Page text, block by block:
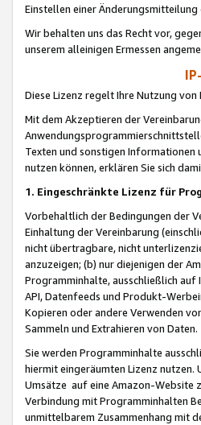
Einstellen einer
Wir behalten uns das Recht vor,
unserem alleinigen Ermessen
Diese Lizenz regelt Ihre Nutzung
Mit dem Akzeptieren der
Texten und sonstigen Informationen
nutzen können, erklären Sie sich
1. Eingeschränkte Lizenz für
Vorbehaltlich der Bedingungen der
Einhaltung der Vereinbarung
nicht übertragbare, nicht
anzuzeigen; (b) nur diejenigen der
Programminhalte, ausschließlich auf
API, Datenfeeds und Produkt-
Kopieren oder andere Verwenden
Sammeln und Extrahieren von
Sie werden Programminhalte
hiermit eingeräumten Lizenz nutzen.
Umsätze auf eine Amazon-Website
Verbindung mit Programminhalten
unmittelbarem Zusammenhang mit